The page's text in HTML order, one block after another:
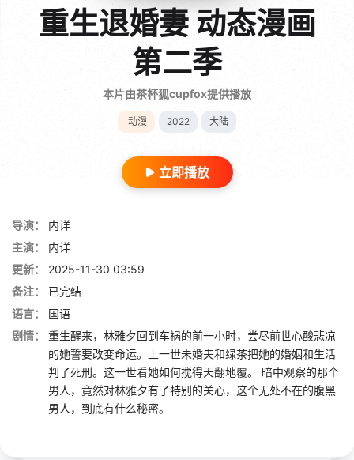
重生退婚妻 动态漫画
第二季
本片由茶杯狐cupfox提供播放
动漫 2022 大陆
立即播放
导演：
内详
主演：
内详
更新：
2025-11-30 03:59
备注：
已完结
语言：
国语
剧情：
重生醒来，林雅夕回到车祸的前一小时，尝尽前世心酸悲凉
的她誓要改变命运。上一世未婚夫和绿茶把她的婚姻和生活
判了死刑。这一世看她如何搅得天翻地覆。 暗中观察的那个
男人，竟然对林雅夕有了特别的关心，这个无处不在的腹黑
男人，到底有什么秘密。